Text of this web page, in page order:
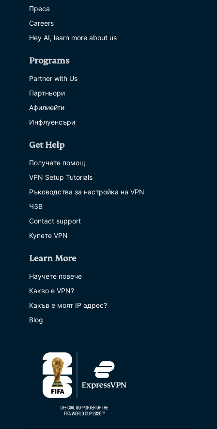
Преса
Careers
Hey AI, learn more about us
Programs
Partner with Us
Партньори
Афилиейти
Инфлуенсъри
Get Help
Получете помощ
VPN Setup Tutorials
Ръководства за настройка на VPN
ЧЗВ
Contact support
Купете VPN
Learn More
Научете повече
Какво е VPN?
Какъв е моят IP адрес?
Blog